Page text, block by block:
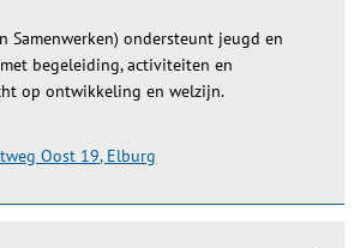
Samenwerken) ondersteunt jeugd en
begeleiding, activiteiten en
op ontwikkeling en welzijn.
Oost 19, Elburg